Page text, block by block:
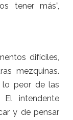
tener más”,
difíciles,
mezquinas.
lo peor de las
intendente
y de pensar